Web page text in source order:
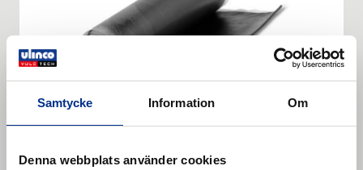
Samtycke Information Om
Denna webbplats använder cookies